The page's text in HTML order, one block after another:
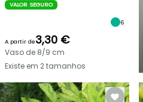
VALOR SEGURO
6
A partir de3,30 €
Vaso de 8/9 cm
Existe em 2 tamanhos